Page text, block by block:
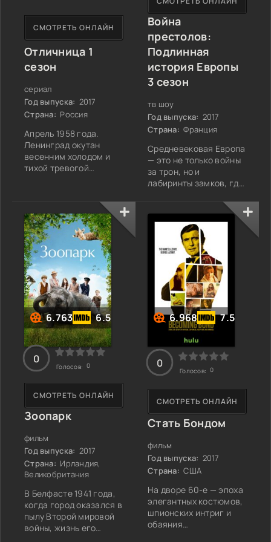
Отличница 1
сезон
сериал
Год выпуска: 2017
Страна: Россия
Апрель 1958 года.
Ленинград окутан
весенним холодом и
тихой тревогой
выпускница
юридического
факультета,
привыкшая к строгой
дисциплине и высоким
идеалам, неожиданно
оказывается в новой и
непонятной для себя
среде. Центральный
районный отдел
милиции встречает её
СМОТРЕТЬ ОНЛАЙН
Война
престолов:
Подлинная
история Европы
3 сезон
тв шоу
Год выпуска: 2017
Страна: Франция
Средневековая Европа
— это не только войны
за трон, но и
лабиринты замков, где
удара меча. «Война
престолов: Подлинная
история Европы 3
сезон» раскрывает
многогранные судьбы
влиятельных династий,
чья борьба за власть
на столетия изменила
ход истории
континента. Здесь нет
героев,
6.763 6.5
Зоопарк
фильм
Год выпуска: 2017
Страна: Ирландия,
Великобритания
В Белфасте 1941 года,
когда город оказался в
пылу Второй мировой
войны, жизнь его
СМОТРЕТЬ ОНЛАЙН
0
Голосов: 0
6.968 7.5
Стать Бондом
фильм
Год выпуска: 2017
Страна: США
На дворе 60-е — эпоха
элегантных костюмов,
шпионских интриг и
обаяния
СМОТРЕТЬ ОНЛАЙН
0
Голосов: 0